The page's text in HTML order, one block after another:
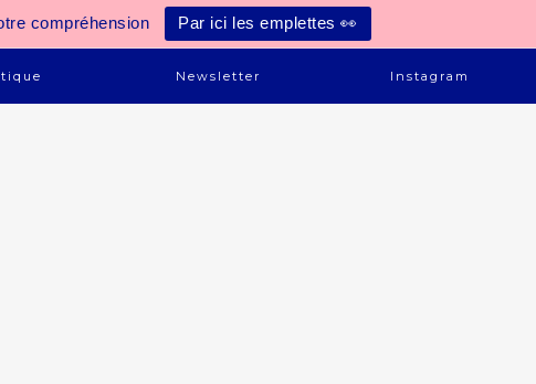
compréhension Par ici les emplettes 👀
Newsletter Instagram